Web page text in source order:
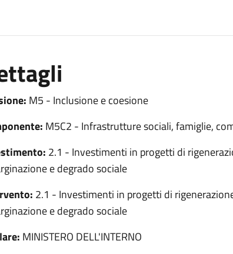
M5 - Inclusione e coesione
M5C2 - Infrastrutture sociali, famiglie,
2.1 - Investimenti in progetti di
e degrado sociale
2.1 - Investimenti in progetti di
e degrado sociale
MINISTERO DELL'INTERNO